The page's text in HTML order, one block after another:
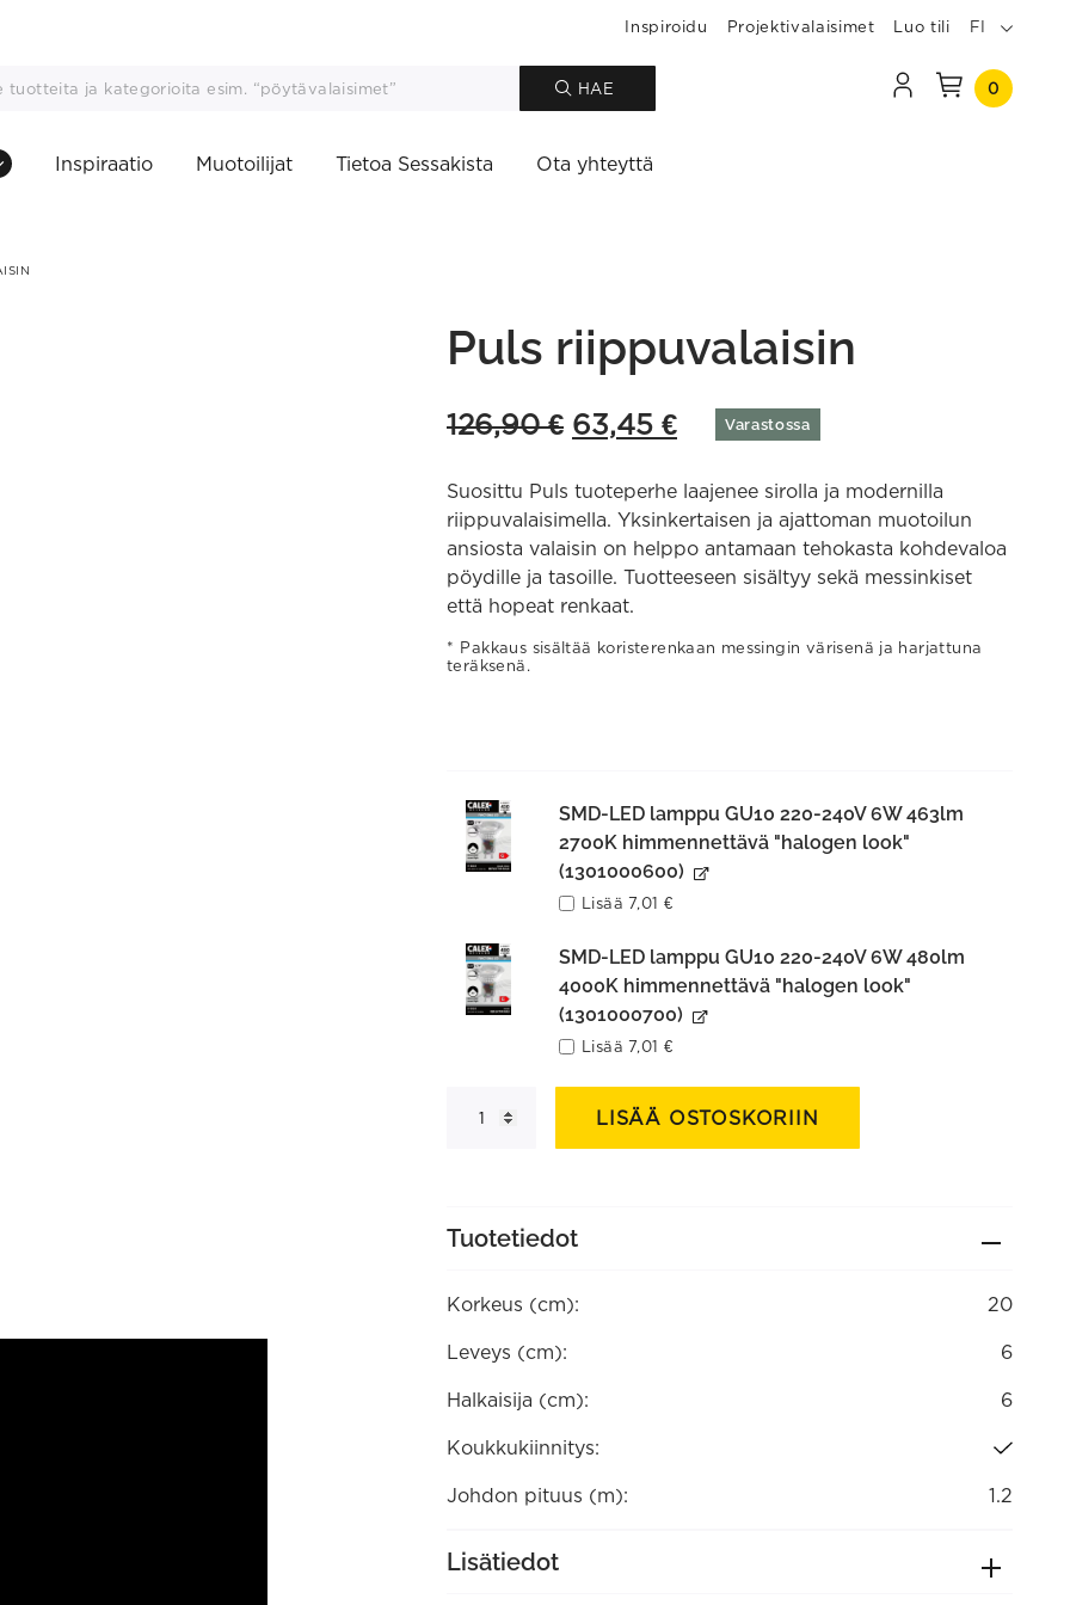
Inspiroidu Projektivalaisimet Luo tili FI
HAE 0
Inspiraatio Muotoilijat Tietoa Sessakista Ota yhteyttä
Puls riippuvalaisin
126,90€ Original
was:
126,90 €.
63,45 €Current
is:
63,45 €.
Varastossa
Suosittu Puls tuoteperhe laajenee sirolla ja modernilla
riippuvalaisimella. Yksinkertaisen ja ajattoman muotoilun
ansiosta valaisin on helppo antamaan tehokasta kohdevaloa
pöydille ja tasoille. Tuotteeseen sisältyy sekä messinkiset
että hopeat renkaat.
Pakkaus sisältää koristerenkaan messingin värisenä ja harjattuna
teräksenä.
SMD-LED lamppu GU10 220-240V 6W 463lm
2700K himmennettävä "halogen look"
(1301000600)
Lisää 7,01 €
SMD-LED lamppu GU10 220-240V 6W 480lm
4000K himmennettävä "halogen look"
(1301000700)
Lisää 7,01 €
riippuvalaisin
LISÄÄ OSTOSKORIIN
Tuotetiedot
Korkeus (cm): 20
Leveys (cm): 6
Halkaisija (cm): 6
Koukkukiinnitys:
Johdon pituus (m): 1.2
Lisätiedot